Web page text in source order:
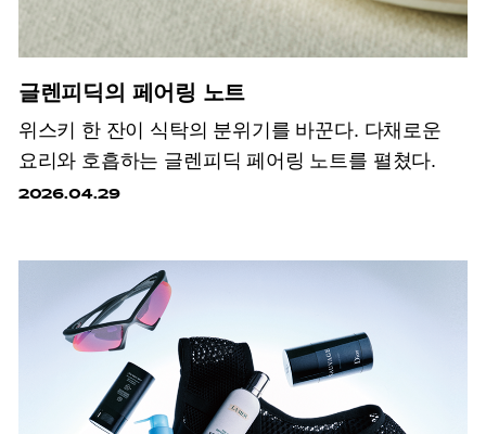
글렌피딕의 페어링 노트
위스키 한 잔이 식탁의 분위기를 바꾼다. 다채로운
요리와 호흡하는 글렌피딕 페어링 노트를 펼쳤다.
2026.04.29